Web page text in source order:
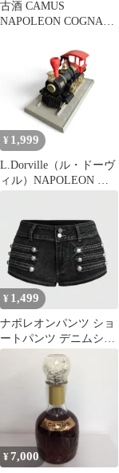
古酒 CAMUS
NAPOLEON COGNAC
¥ 1,999
L.Dorville（ル・ドーヴ
ィル）NAPOLEON の
¥ 1,499
ナポレオンパンツ ショ
ートパンツ デニムショ
ートパンツ ☆4枚目着
画あります。
¥ 7,000